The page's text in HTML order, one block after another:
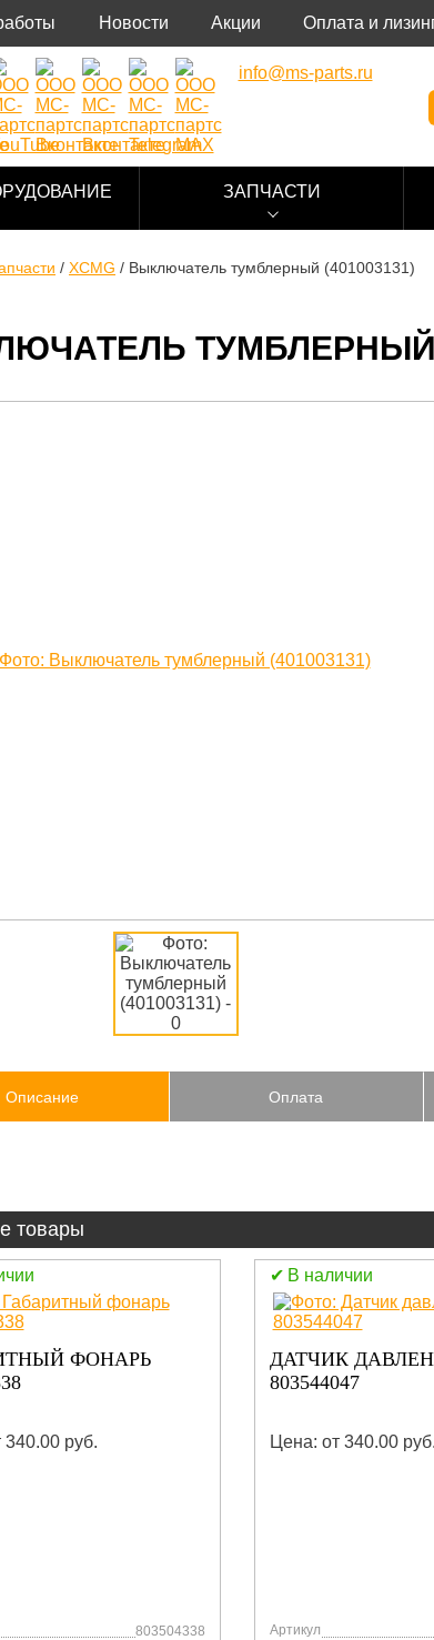
Новости Акции Оплата и
info@ms-parts.ru
ЗАПЧАСТИ
/ XCMG / Выключатель тумблерный (401003131)
ТУМБЛЕРНЫЙ
Описание Оплата
товары
ФОНАРЬ
340.00 руб.
803504338
В наличии
ДАТЧИК
803544047
Цена: от 340.00 руб.
Артикул